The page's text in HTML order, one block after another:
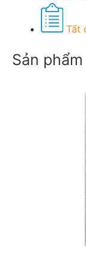
Tất
Sản